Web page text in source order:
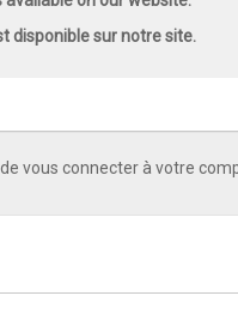
disponible sur notre site.
vous connecter à votre